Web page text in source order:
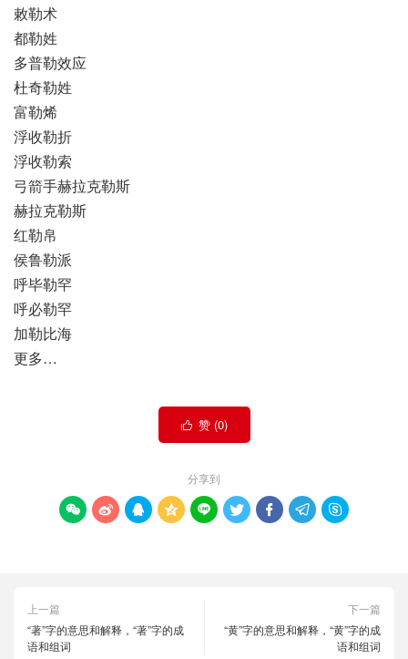
敕勒术
都勒姓
多普勒效应
杜奇勒姓
富勒烯
浮收勒折
浮收勒索
弓箭手赫拉克勒斯
赫拉克勒斯
红勒帛
侯鲁勒派
呼毕勒罕
呼必勒罕
加勒比海
更多…
 赞 (0)
分享到
        
上一篇
“著”字的意思和解释，“著”字的成
语和组词
下一篇
“黄”字的意思和解释，“黄”字的成
语和组词